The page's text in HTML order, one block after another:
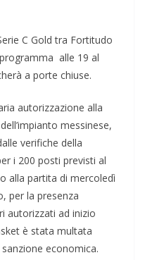
C Gold tra Fortitudo
alle 19 al
a porte chiuse.
autorizzazione alla
messinese,
verifiche della
i 200 posti previsti al
alla partita di mercoledì
per la presenza
autorizzati ad inizio
è stata multata
economica.